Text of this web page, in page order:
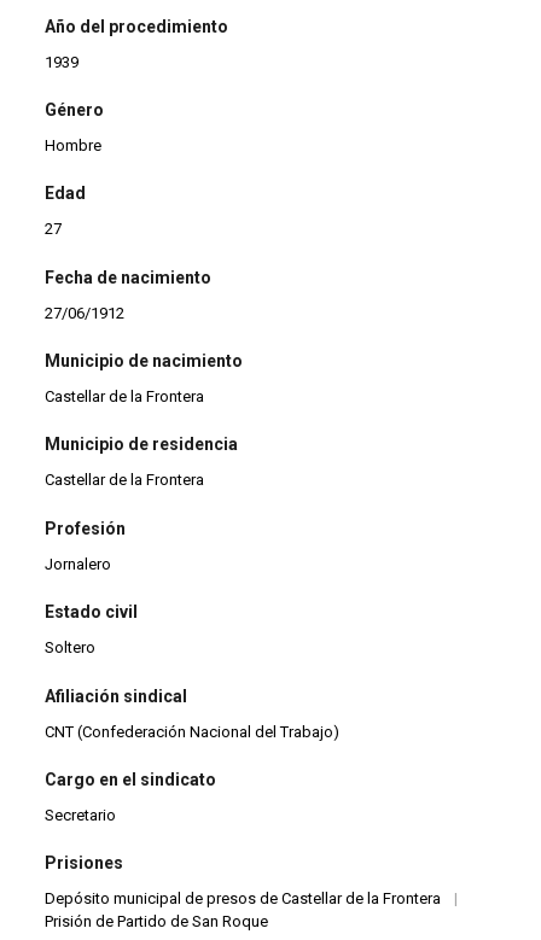
Año del procedimiento
1939
Género
Hombre
Edad
27
Fecha de nacimiento
27/06/1912
Municipio de nacimiento
Castellar de la Frontera
Municipio de residencia
Castellar de la Frontera
Profesión
Jornalero
Estado civil
Soltero
Afiliación sindical
CNT (Confederación Nacional del Trabajo)
Cargo en el sindicato
Secretario
Prisiones
Depósito municipal de presos de Castellar de la Frontera
|
Prisión de Partido de San Roque